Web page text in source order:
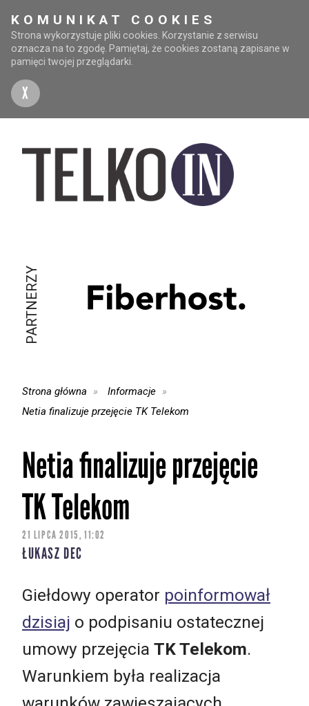
KOMUNIKAT COOKIES
Strona wykorzystuje pliki cookies. Korzystanie z serwisu
oznacza na to zgodę. Pamiętaj, że cookies zostaną zapisane w
pamięci twojej przeglądarki.
X
PARTNERZY
Strona główna
Informacje
Netia finalizuje przejęcie TK Telekom
Netia finalizuje przejęcie
TK Telekom
21 LIPCA 2015, 11:02
ŁUKASZ DEC
Giełdowy operator poinformował
dzisiaj o podpisaniu ostatecznej
umowy przejęcia TK Telekom.
Warunkiem była realizacja